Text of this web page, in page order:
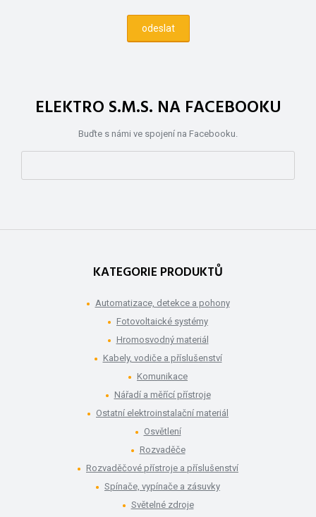
ELEKTRO S.M.S. NA FACEBOOKU
Buďte s námi ve spojení na Facebooku.
KATEGORIE PRODUKTŮ
Automatizace, detekce a pohony
Fotovoltaické systémy
Hromosvodný materiál
Kabely, vodiče a příslušenství
Komunikace
Nářadí a měřící přístroje
Ostatní elektroinstalační materiál
Osvětlení
Rozvaděče
Rozvaděčové přístroje a příslušenství
Spínače, vypínače a zásuvky
Světelné zdroje